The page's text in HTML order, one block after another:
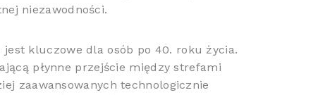
niezawodności.
kluczowe dla osób po 40. roku życia.
płynne przejście między strefami
zaawansowanych technologicznie